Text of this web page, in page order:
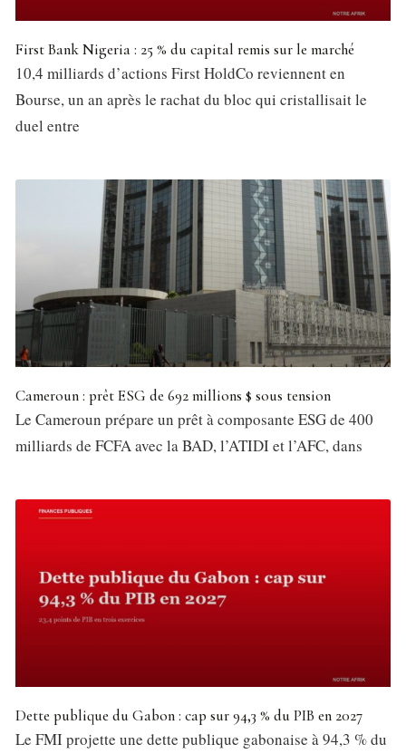
First Bank Nigeria : 25 % du capital remis sur le marché
10,4 milliards d’actions First HoldCo reviennent en
Bourse, un an après le rachat du bloc qui cristallisait le
duel entre
Cameroun : prêt ESG de 692 millions $ sous tension
Le Cameroun prépare un prêt à composante ESG de 400
milliards de FCFA avec la BAD, l’ATIDI et l’AFC, dans
Dette publique du Gabon : cap sur 94,3 % du PIB en 2027
Le FMI projette une dette publique gabonaise à 94,3 % du